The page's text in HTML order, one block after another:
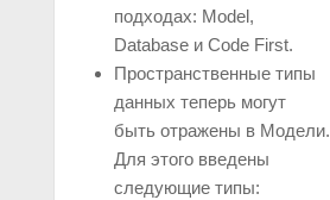
подходах: Model,
Database и Code First.
Пространственные типы
данных теперь могут
быть отражены в Модели.
Для этого введены
следующие типы: